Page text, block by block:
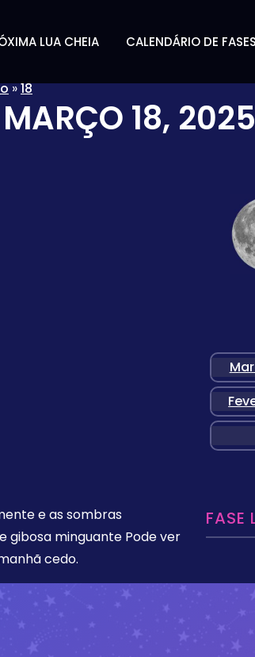
LUA CHEIA CALENDÁRIO DE
»18
MARÇO 18, 2025
e as sombras
gibosa minguante Pode ver
cedo.
FASE